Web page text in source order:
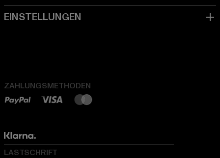
ZAHLUNGSMETHODEN
LASTSCHRIFT